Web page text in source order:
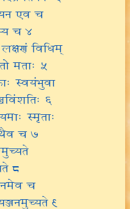
एव च
च ४
लक्षणं विधिम्
मताः ५
स्वयंभुवा
६
स्मृताः
च ७
८
च
९